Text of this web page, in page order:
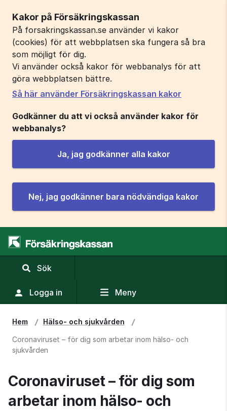
Kakor på Försäkringskassan
På forsakringskassan.se använder vi kakor
(cookies) för att webbplatsen ska fungera så bra
som möjligt för dig.
Vi använder också kakor för webbanalys för att
göra webbplatsen bättre.
Så här använder Försäkringskassan kakor
Godkänner du att vi också använder kakor för
webbanalys?
Ja, jag godkänner alla kakor
Nej, jag godkänner bara nödvändiga kakor
Sök
sökfält
Logga in Meny
Hem Hälso- och sjukvården
Coronaviruset – för dig som arbetar inom hälso- och
sjukvården
Coronaviruset – för dig som
arbetar inom hälso- och